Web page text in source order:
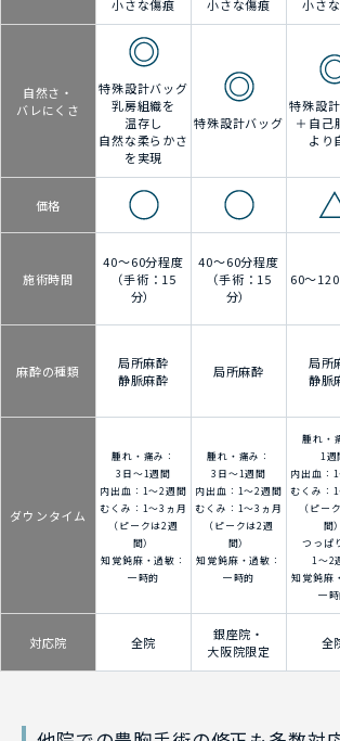
小さな傷痕
小さな傷痕
小さ
自然さ・
バレにくさ
特殊設計バッグ
乳房組織を
温存し
自然な柔らかさ
を実現
特殊設計バッグ
特殊設
＋自己
より
価格
施術時間
40～60分程度
（手術：15
分）
40～60分程度
（手術：15
分）
60～
麻酔の種類
局所麻酔
静脈麻酔
局所麻酔
局所
静脈
ダウンタイム
腫れ・痛み：
3日～1週間
内出血：1～2週間
むくみ：1～3ヵ月
（ピークは2週
間）
知覚鈍麻・過敏：
一時的
腫れ・痛み：
3日～1週間
内出血：1～2週間
むくみ：1～3ヵ月
（ピークは2週
間）
知覚鈍麻・過敏：
一時的
腫れ・
1週
内出血：
むくみ：
（ピー
間）
つっぱ
1～2
知覚鈍麻
一
対応院 全院
銀座院・
大阪院限定
全